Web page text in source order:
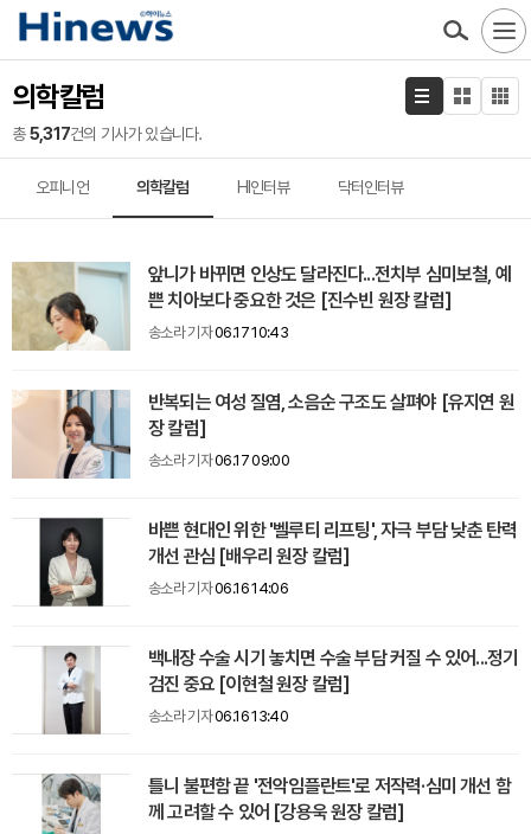
의학칼럼
총5,317건의 기사가 있습니다.
오피니언 의학칼럼 HI인터뷰 닥터인터뷰
앞니가 바뀌면 인상도 달라진다...전치부 심미보철, 예
쁜 치아보다 중요한 것은 [진수빈 원장 칼럼]
송소라 기자06.17 10:43
반복되는 여성 질염, 소음순 구조도 살펴야 [유지연 원
장 칼럼]
송소라 기자06.17 09:00
바쁜 현대인 위한 '벨루티 리프팅', 자극 부담 낮춘 탄력
개선 관심 [배우리 원장 칼럼]
송소라 기자06.16 14:06
백내장 수술 시기 놓치면 수술 부담 커질 수 있어...정기
검진 중요 [이현철 원장 칼럼]
송소라 기자06.16 13:40
틀니 불편함 끝 '전악임플란트'로 저작력·심미 개선 함
께 고려할 수 있어 [강용욱 원장 칼럼]